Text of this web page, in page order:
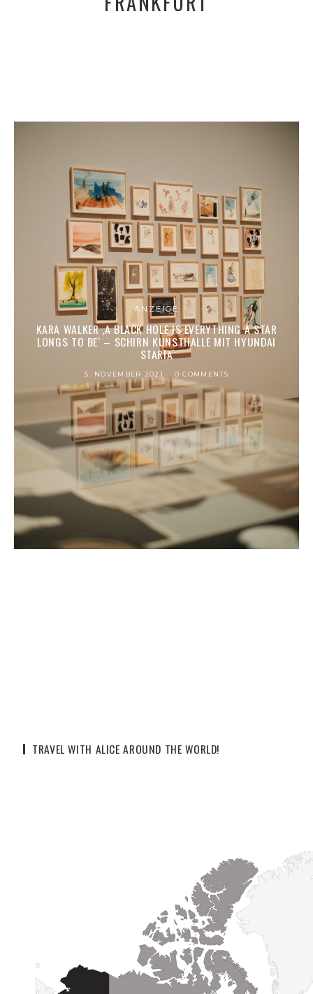
ANZEIGE
KARA WALKER ‚A BLACK HOLE IS EVER­Y­THING A STAR
LONGS TO BE‘ – SCHIRN KUNSTHALLE MIT HYUNDAI
STARIA
5. NOVEMBER 2021 0 COMMENTS
EVENT
CHINESE NEW YEAR AT WERTHEIM VILLAGE IN
TRAVEL WITH ALICE AROUND THE WORLD!